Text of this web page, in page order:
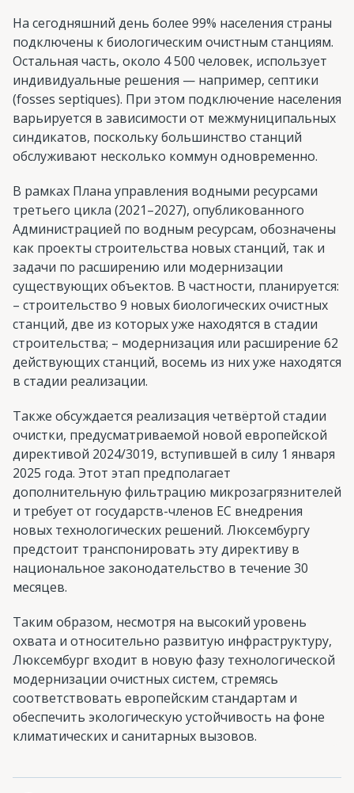
На сегодняшний день более 99% населения страны
подключены к биологическим очистным станциям.
Остальная часть, около 4 500 человек, использует
индивидуальные решения — например, септики
(fosses septiques). При этом подключение населения
варьируется в зависимости от межмуниципальных
синдикатов, поскольку большинство станций
обслуживают несколько коммун одновременно.
В рамках Плана управления водными ресурсами
третьего цикла (2021–2027), опубликованного
Администрацией по водным ресурсам, обозначены
как проекты строительства новых станций, так и
задачи по расширению или модернизации
существующих объектов. В частности, планируется:
– строительство 9 новых биологических очистных
станций, две из которых уже находятся в стадии
строительства; – модернизация или расширение 62
действующих станций, восемь из них уже находятся
в стадии реализации.
Также обсуждается реализация четвёртой стадии
очистки, предусматриваемой новой европейской
директивой 2024/3019, вступившей в силу 1 января
2025 года. Этот этап предполагает
дополнительную фильтрацию микрозагрязнителей
и требует от государств-членов ЕС внедрения
новых технологических решений. Люксембургу
предстоит транспонировать эту директиву в
национальное законодательство в течение 30
месяцев.
Таким образом, несмотря на высокий уровень
охвата и относительно развитую инфраструктуру,
Люксембург входит в новую фазу технологической
модернизации очистных систем, стремясь
соответствовать европейским стандартам и
обеспечить экологическую устойчивость на фоне
климатических и санитарных вызовов.